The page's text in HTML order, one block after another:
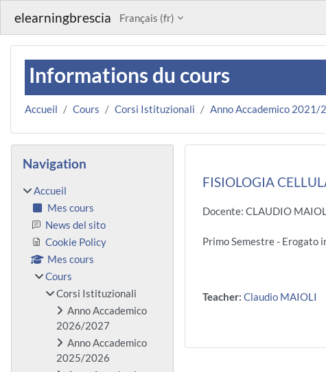
elearningbrescia Français ‎(fr)‎
Informations du cours
Accueil Cours Corsi Istituzionali Anno Accademico 2021/
FISIOLOGIA
Docente: CLAUDIO
Primo Semestre - Erogato
Teacher: Claudio MAIOLI
Blocs
Navigation
Accueil
Mes cours
News del sito
Cookie Policy
Mes cours
Cours
Corsi Istituzionali
Anno Accademico
2026/2027
Anno Accademico
2025/2026